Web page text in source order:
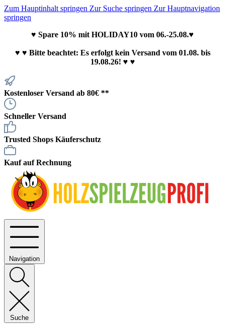
Zum Hauptinhalt springen Zur Suche springen Zur Hauptnavigation
springen
♥ Spare 10% mit HOLIDAY10 vom 06.-25.08.♥
♥ ♥ Bitte beachtet: Es erfolgt kein Versand vom 01.08. bis
19.08.26! ♥ ♥
Kostenloser Versand ab 80€ **
Schneller Versand
Trusted Shops Käuferschutz
Kauf auf Rechnung
Navigation
Suche